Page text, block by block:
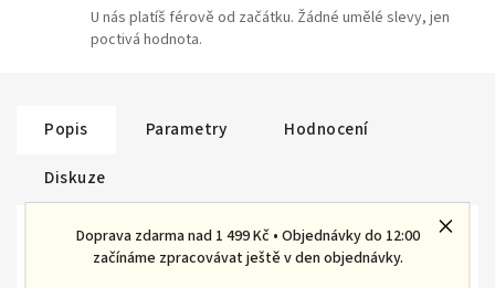
Doprava zdarma nad 1 499 Kč • Objednávky do 12:00
začínáme zpracovávat ještě v den objednávky.
U nás platíš férově od začátku. Žádné umělé slevy, jen
poctivá hodnota.
Popis Parametry
Hodnocení
Diskuze
Detailní popis produktu